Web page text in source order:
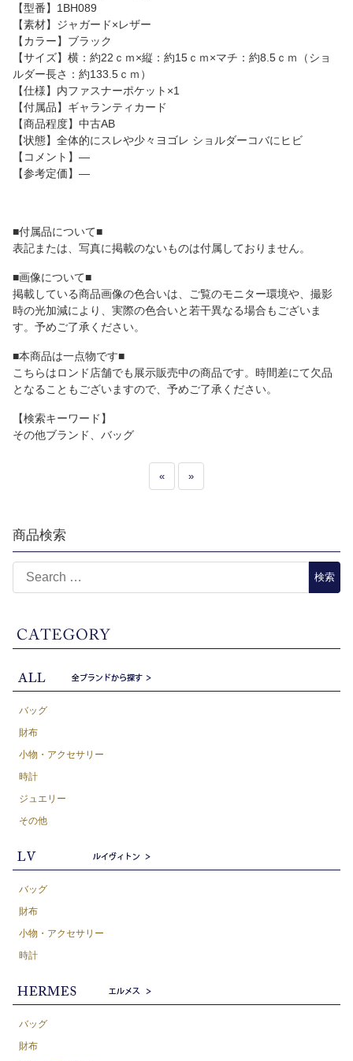
【型番】1BH089
【素材】ジャガード×レザー
【カラー】ブラック
【サイズ】横：約22ｃｍ×縦：約15ｃｍ×マチ：約8.5ｃｍ（ショ
ルダー長さ：約133.5ｃｍ）
【仕様】内ファスナーポケット×1
【付属品】ギャランティカード
【商品程度】中古AB
【状態】全体的にスレや少々ヨゴレ ショルダーコバにヒビ
【コメント】―
【参考定価】―
■付属品について■
表記または、写真に掲載のないものは付属しておりません。
■画像について■
掲載している商品画像の色合いは、ご覧のモニター環境や、撮影
時の光加減により、実際の色合いと若干異なる場合もございま
す。予めご了承ください。
■本商品は一点物です■
こちらはロンド店舗でも展示販売中の商品です。時間差にて欠品
となることもございますので、予めご了承ください。
【検索キーワード】
その他ブランド、バッグ
« »
商品検索
バッグ
財布
小物・アクセサリー
時計
ジュエリー
その他
バッグ
財布
小物・アクセサリー
時計
バッグ
財布